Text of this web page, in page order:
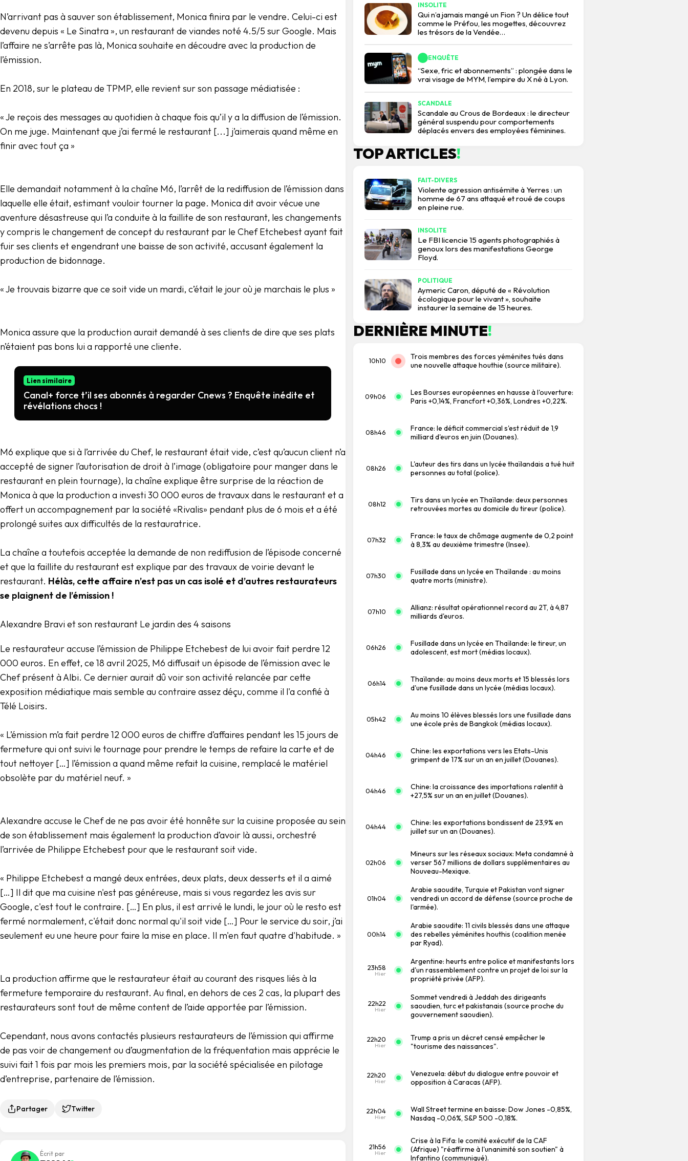
N’arrivant pas à sauver son établissement, Monica finira par le vendre. Celui-ci est
devenu depuis « Le Sinatra », un restaurant de viandes noté 4.5/5 sur Google. Mais
l’affaire ne s’arrête pas là, Monica souhaite en découdre avec la production de
l’émission.
En 2018, sur le plateau de TPMP, elle revient sur son passage médiatisée :
« Je reçois des messages au quotidien à chaque fois qu’il y a la diffusion de l’émission.
On me juge. Maintenant que j’ai fermé le restaurant [...] j’aimerais quand même en
finir avec tout ça »
Elle demandait notamment à la chaîne M6, l’arrêt de la rediffusion de l’émission dans
laquelle elle était, estimant vouloir tourner la page. Monica dit avoir vécue une
aventure désastreuse qui l’a conduite à la faillite de son restaurant, les changements
y compris le changement de concept du restaurant par le Chef Etchebest ayant fait
fuir ses clients et engendrant une baisse de son activité, accusant également la
production de bidonnage.
« Je trouvais bizarre que ce soit vide un mardi, c’était le jour où je marchais le plus »
Monica assure que la production aurait demandé à ses clients de dire que ses plats
n’étaient pas bons lui a rapporté une cliente.
Lien similaire
Canal+ force t’il ses abonnés à regarder Cnews ? Enquête inédite et
révélations chocs !
M6 explique que si à l’arrivée du Chef, le restaurant était vide, c’est qu’aucun client n’a
accepté de signer l’autorisation de droit à l’image (obligatoire pour manger dans le
restaurant en plein tournage), la chaîne explique être surprise de la réaction de
Monica à que la production a investi 30 000 euros de travaux dans le restaurant et a
offert un accompagnement par la société «Rivalis» pendant plus de 6 mois et a été
prolongé suites aux difficultés de la restauratrice.
La chaîne a toutefois acceptée la demande de non rediffusion de l’épisode concerné
et que la faillite du restaurant est explique par des travaux de voirie devant le
restaurant. Hélàs, cette affaire n’est pas un cas isolé et d’autres restaurateurs
se plaignent de l’émission !
Alexandre Bravi et son restaurant Le jardin des 4 saisons
Le restaurateur accuse l’émission de Philippe Etchebest de lui avoir fait perdre 12
000 euros. En effet, ce 18 avril 2025, M6 diffusait un épisode de l’émission avec le
Chef présent à Albi. Ce dernier aurait dû voir son activité relancée par cette
exposition médiatique mais semble au contraire assez déçu, comme il l'a confié à
Télé Loisirs.
« L’émission m’a fait perdre 12 000 euros de chiffre d’affaires pendant les 15 jours de
fermeture qui ont suivi le tournage pour prendre le temps de refaire la carte et de
tout nettoyer […] l’émission a quand même refait la cuisine, remplacé le matériel
obsolète par du matériel neuf. »
Alexandre accuse le Chef de ne pas avoir été honnête sur la cuisine proposée au sein
de son établissement mais également la production d’avoir là aussi, orchestré
l’arrivée de Philippe Etchebest pour que le restaurant soit vide.
« Philippe Etchebest a mangé deux entrées, deux plats, deux desserts et il a aimé
[…] Il dit que ma cuisine n'est pas généreuse, mais si vous regardez les avis sur
Google, c'est tout le contraire. […] En plus, il est arrivé le lundi, le jour où le resto est
fermé normalement, c'était donc normal qu'il soit vide […] Pour le service du soir, j’ai
seulement eu une heure pour faire la mise en place. Il m'en faut quatre d'habitude. »
La production affirme que le restaurateur était au courant des risques liés à la
fermeture temporaire du restaurant. Au final, en dehors de ces 2 cas, la plupart des
restaurateurs sont tout de même content de l’aide apportée par l’émission.
Cependant, nous avons contactés plusieurs restaurateurs de l’émission qui affirme
de pas voir de changement ou d’augmentation de la fréquentation mais apprécie le
suivi fait 1 fois par mois les premiers mois, par la société spécialisée en pilotage
d’entreprise, partenaire de l’émission.
Partager Twitter
Écrit par
INSOLITE
Qui n’a jamais mangé un Fion ? Un délice tout
comme le Préfou, les mogettes, découvrez
les trésors de la Vendée…
ENQUÊTE
“Sexe, fric et abonnements” : plongée dans le
vrai visage de MYM, l’empire du X né à Lyon.
SCANDALE
Scandale au Crous de Bordeaux : le directeur
général suspendu pour comportements
déplacés envers des employées féminines.
TOP ARTICLES!
FAIT-DIVERS
Violente agression antisémite à Yerres : un
homme de 67 ans attaqué et roué de coups
en pleine rue.
INSOLITE
Le FBI licencie 15 agents photographiés à
genoux lors des manifestations George
Floyd.
POLITIQUE
Aymeric Caron, député de « Révolution
écologique pour le vivant », souhaite
instaurer la semaine de 15 heures.
DERNIÈRE MINUTE!
10h10
Trois membres des forces yéménites tués dans
une nouvelle attaque houthie (source militaire).
09h06
Les Bourses européennes en hausse à l'ouverture:
Paris +0,14%, Francfort +0,36%, Londres +0,22%.
08h46
France: le déficit commercial s'est réduit de 1,9
milliard d'euros en juin (Douanes).
08h26
L'auteur des tirs dans un lycée thaïlandais a tué huit
personnes au total (police).
08h12
Tirs dans un lycée en Thaïlande: deux personnes
retrouvées mortes au domicile du tireur (police).
07h32
France: le taux de chômage augmente de 0,2 point
à 8,3% au deuxième trimestre (Insee).
07h30
Fusillade dans un lycée en Thaïlande : au moins
quatre morts (ministre).
07h10
Allianz: résultat opérationnel record au 2T, à 4,87
milliards d'euros.
06h26
Fusillade dans un lycée en Thaïlande: le tireur, un
adolescent, est mort (médias locaux).
06h14
Thaïlande: au moins deux morts et 15 blessés lors
d'une fusillade dans un lycée (médias locaux).
05h42
Au moins 10 élèves blessés lors une fusillade dans
une école près de Bangkok (médias locaux).
04h46
Chine: les exportations vers les Etats-Unis
grimpent de 17% sur un an en juillet (Douanes).
04h46
Chine: la croissance des importations ralentit à
+27,5% sur un an en juillet (Douanes).
04h44
Chine: les exportations bondissent de 23,9% en
juillet sur un an (Douanes).
02h06
Mineurs sur les réseaux sociaux: Meta condamné à
verser 567 millions de dollars supplémentaires au
Nouveau-Mexique.
01h04
Arabie saoudite, Turquie et Pakistan vont signer
vendredi un accord de défense (source proche de
l'armée).
00h14
Arabie saoudite: 11 civils blessés dans une attaque
des rebelles yéménites houthis (coalition menée
par Ryad).
23h58
Hier
Argentine: heurts entre police et manifestants lors
d'un rassemblement contre un projet de loi sur la
propriété privée (AFP).
22h22
Hier
Sommet vendredi à Jeddah des dirigeants
saoudien, turc et pakistanais (source proche du
gouvernement saoudien).
22h20
Hier
Trump a pris un décret censé empêcher le
"tourisme des naissances".
22h20
Hier
Venezuela: début du dialogue entre pouvoir et
opposition à Caracas (AFP).
22h04
Hier
Wall Street termine en baisse: Dow Jones -0,85%,
Nasdaq -0,06%, S&P 500 -0,18%.
21h56
Hier
Crise à la Fifa: le comité exécutif de la CAF
(Afrique) "réaffirme à l'unanimité son soutien" à
Infantino (communiqué).